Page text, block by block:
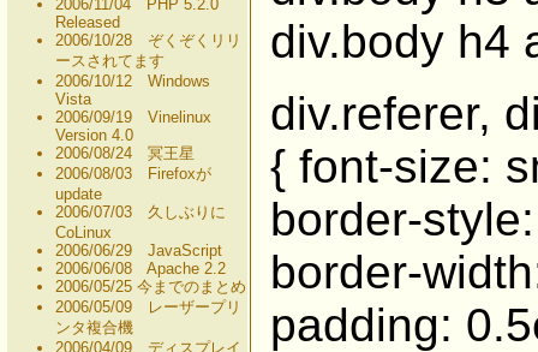
div.body h4
div.referer,
{ font-size:
border-
border-
padding:
2006/11/04 PHP 5.2.0
Released
2006/10/28 ぞくぞくリリ
ースされてます
2006/10/12 Windows
Vista
2006/09/19 Vinelinux
Version 4.0
2006/08/24 冥王星
2006/08/03 Firefoxが
update
2006/07/03 久しぶりに
CoLinux
2006/06/29 JavaScript
2006/06/08 Apache 2.2
2006/05/25 今までのまとめ
2006/05/09 レーザープリ
ンタ複合機
2006/04/09 ディスプレイ